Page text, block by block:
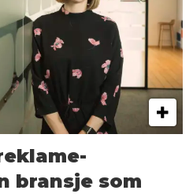
bransje som